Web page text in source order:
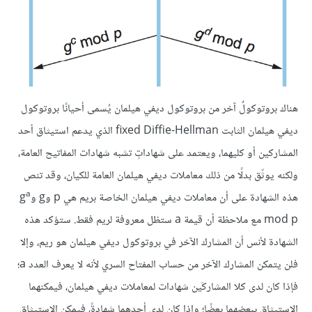
هناك بروتوكولٌ آخر من بروتوكول ديفي هيلمان يُسمى أحيانًا بروتوكول
ديفي هيلمان الثابت fixed Diffie-Hellman الذي يدعم استيثاق أحد
المشاركين أو كليهما، ويعتمد على شهاداتٍ تشبه شهادات المفاتيح العامة،
ولكنه يوثّق بدلًا من ذلك معاملات ديفي هيلمان العامة للكيان، وقد تنص
هذه الشهادة على أن معاملات ديفي هيلمان الخاصة بريم هي p وg وg
a
mod p مع ملاحظة أن قيمة a ستظل معروفة لريم فقط. ستؤكد هذه
الشهادة لأنس أن المشارك الآخر في بروتوكول ديفي هيلمان هو ريم، وإلا
فلن يتمكن المشارك الآخر من حساب المفتاح السري لأنه لا يعرف العدد a؛
فإذا كان لدى كلا المشاركَين شهادات لمعاملات ديفي هيلمان، فيمكنهما